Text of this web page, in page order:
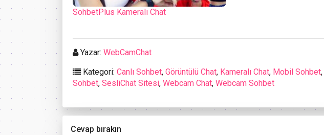
SohbetPlus Kameralı Chat
Yazar: WebCamChat
Kategori: Canlı Sohbet, Görüntülü Chat, Kameralı Chat, Mobil Sohbet,
Sohbet, SesliChat Sitesi, Webcam Chat, Webcam Sohbet
Cevap bırakın